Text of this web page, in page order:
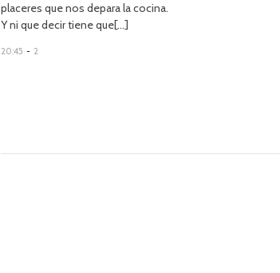
placeres que nos depara la cocina.
Y ni que decir tiene que[...]
20:45 - 2